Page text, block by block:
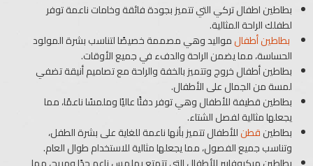
بطاطين اطفال تركي التي تتميز بجودة فائقة وخامات ناعمة توفر
لطفلك الراحة المثالية.
بطاطين أطفالمواليد وهي مصممة خصيصًا لتناسب بشرة المولود
الحساسة، مما يضمن الراحة والدفء في جميع الأوقات.
بطاطين أطفال خروج وتتميز بالخفة والراحة مع تصاميم أنيقة تضفي
لمسة من الجمال على الأطفال.
بطاطين قطيفة للأطفال وهي توفر دفئًا عاليًا وملمسًا ناعمًا، مما
يجعلها مثالية لفصل الشتاء.
بطاطينقطنللأطفال تتميز بأنها ناعمة للغاية على بشرة الطفل،
وتناسب جميع الفصول، مما يجعلها مثالية للاستخدام طوال العام.